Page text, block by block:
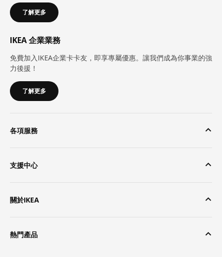
了解更多
IKEA 企業業務
免費加入IKEA企業卡卡友，即享專屬優惠。讓我們成為你事業的強
力後援！
了解更多
各項服務
支援中心
關於IKEA
熱門產品